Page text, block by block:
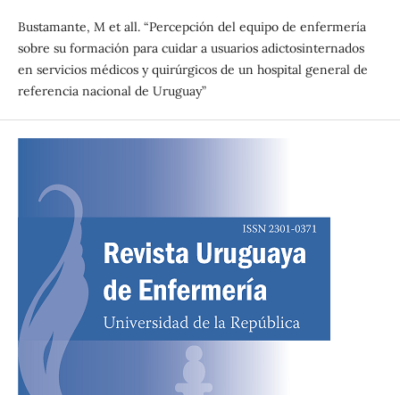
Bustamante, M et all. “Percepción del equipo de enfermería
sobre su formación para cuidar a usuarios adictosinternados
en servicios médicos y quirúrgicos de un hospital general de
referencia nacional de Uruguay”